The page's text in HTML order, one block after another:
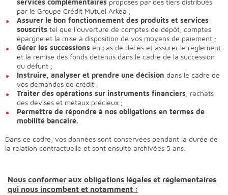
par le Groupe Crédit Mutuel Arkea ;
Assurer le bon fonctionnement des produits et services
souscrits tel que l'ouverture de comptes de dépôt, comptes
épargne et la mise à disposition de vos moyens de paiement ;
Gérer les successions en cas de décès et assurer le règlement
et la remise des fonds détenus dans le cadre de la succession
du défunt ;
Instruire, analyser et prendre une décision dans le cadre de
vos demandes de crédit ;
Traiter des opérations sur instruments financiers , rachats
des devises et métaux précieux ;
Permettre de répondre à nos obligations en termes de
mobilité bancaire.
Dans ce cadre, vos données sont conservées pendant la durée de
la relation contractuelle et sont ensuite archivées 5 ans.
Nous conformer aux obligations légales et réglementaires
qui nous incombent et notamment :